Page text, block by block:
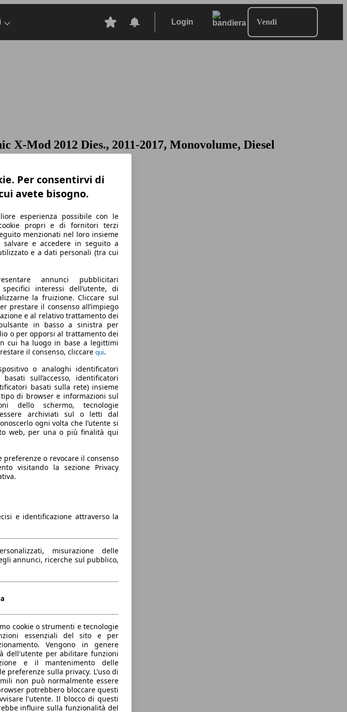
Login Vendi
X-Mod 2012 Dies., 2011-2017, Monovolume, Diesel
Per consentirvi di
avete bisogno.
esperienza possibile con le
propri e di fornitori terzi
menzionati nel loro insieme
salvare e accedere in seguito a
e a dati personali (tra cui
annunci pubblicitari
interessi dell’utente, di
la fruizione. Cliccare sul
prestare il consenso all’impiego
e al relativo trattamento dei
in basso a sinistra per
o per opporsi al trattamento dei
cui ha luogo in base a legittimi
il consenso, cliccare qui.
o analoghi identificatori
sull’accesso, identificatori
basati sulla rete) insieme
di browser e informazioni sul
dello schermo, tecnologie
archiviati sul o letti dal
ogni volta che l’utente si
web, per una o più finalità qui
preferenze o revocare il consenso
visitando la sezione Privacy
e identificazione attraverso la
misurazione delle
annunci, ricerche sul pubblico,
cookie o strumenti e tecnologie
essenziali del sito e per
Vengono in genere
dell'utente per abilitare funzioni
e il mantenimento delle
preferenze sulla privacy. L'uso di
non può normalmente essere
potrebbero bloccare questi
l'utente. Il blocco di questi
influire sulla funzionalità del